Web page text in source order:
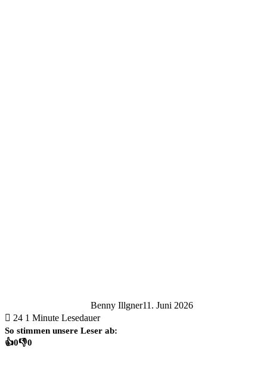
Benny Illgner11. Juni 2026
24 1 Minute Lesedauer
So stimmen unsere Leser ab:
👍0👎0